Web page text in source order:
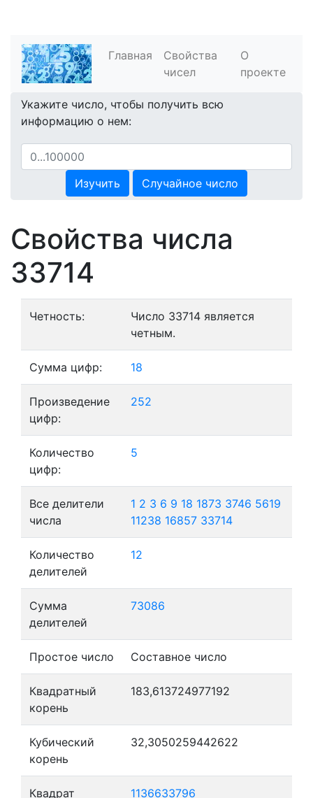
Главная
Свойства
чисел
О
проекте
Укажите число, чтобы получить всю
информацию о нем:
Изучить Случайное число
Свойства числа
33714
Четность:
Число 33714 является
четным.
Сумма цифр: 18
Произведение
цифр:
252
Количество
цифр:
5
Все делители
числа
1 2 3 6 9 18 1873 3746 5619
11238 16857 33714
Количество
делителей
12
Сумма
делителей
73086
Простое число Составное число
Квадратный
корень
183,613724977192
Кубический
корень
32,3050259442622
Квадрат 1136633796